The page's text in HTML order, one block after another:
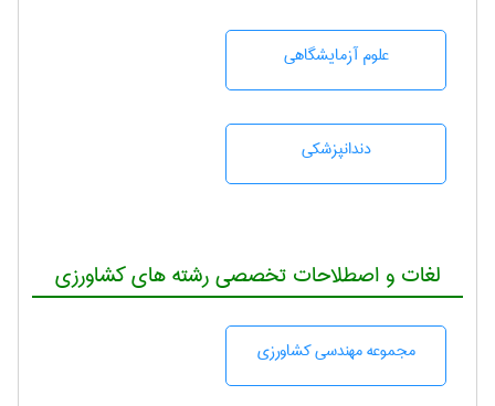
علوم آزمايشگاهی
دندانپزشكی
لغات و اصطلاحات تخصصی رشته های کشاورزی
مجموعه مهندسی كشاورزی